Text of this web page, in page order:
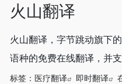
火山翻译
火山翻译，字节跳动旗下
语种的免费在线翻译，并
标签： 医疗翻译 即时翻译